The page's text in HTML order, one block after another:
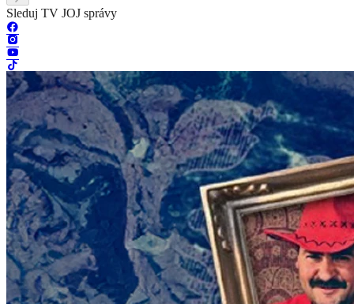
Sleduj TV JOJ správy